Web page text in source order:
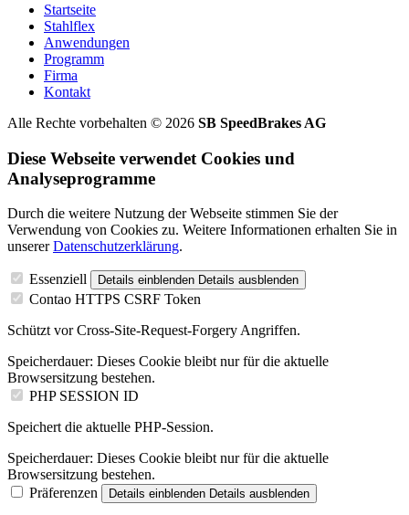
Startseite
Stahlflex
Anwendungen
Programm
Firma
Kontakt
Alle Rechte vorbehalten © 2026 SB SpeedBrakes AG
Diese Webseite verwendet Cookies und
Analyseprogramme
Durch die weitere Nutzung der Webseite stimmen Sie der
Verwendung von Cookies zu. Weitere Informationen erhalten Sie in
unsererDatenschutzerklärung.
Essenziell Details einblenden Details ausblenden
Contao HTTPS CSRF Token
Schützt vor Cross-Site-Request-Forgery Angriffen.
Speicherdauer: Dieses Cookie bleibt nur für die aktuelle
Browsersitzung bestehen.
PHP SESSION ID
Speichert die aktuelle PHP-Session.
Speicherdauer: Dieses Cookie bleibt nur für die aktuelle
Browsersitzung bestehen.
Präferenzen
Details einblenden Details ausblenden